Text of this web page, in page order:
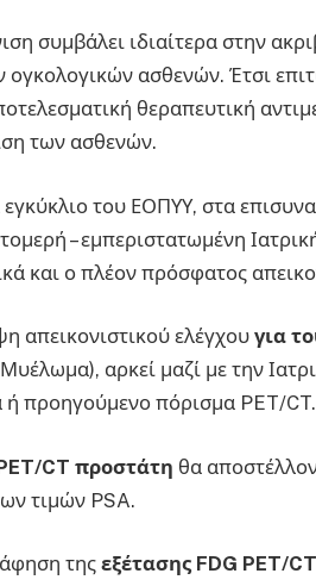
συμβάλει ιδιαίτερα στην
ασθενών. Έτσι
θεραπευτική
των ασθενών.
του ΕΟΠΥΥ, στα
– εμπεριστατωμένη
και ο πλέον πρόσφατος
απεικονιστικού ελέγχου για
αρκεί μαζί με την
ή προηγούμενο πόρισμα PET/CT.
CT προστάτη θα
τιμών PSA.
τηςεξέτασης FDG PET/